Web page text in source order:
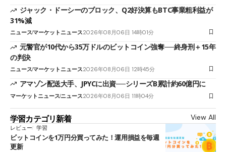
ジャック・ドーシーのブロック、Q2好決算もBTC事業粗利益が
31%減
ニュースマーケットニュース2026年08月06日 14時01分
元警官が10代から35万ドルのビットコイン強奪──終身刑＋15年
の判決
ニュースマーケットニュース2026年08月06日 12時45分
アマゾン配送大手、JPYCに出資──シリーズB累計約60億円に
マーケットニュースニュース2026年08月06日 11時04分
学習カテゴリ新着 View All
レビュー 学習
ビットコインを1万円分買ってみた！運用損益を毎週
更新